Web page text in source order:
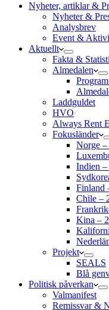
Nyheter, artiklar &
Nyheter &
Analysbrev
Event &
Aktuellt
Fakta &
Almedalen
Laddguldet
HVO
Always Rent
Fokusländer
Norge –
Indien –
Finland
Chile –
Kina –
Projekt
SEALS
Blå
Politisk påverkan
Valmanifest
Remissvar &